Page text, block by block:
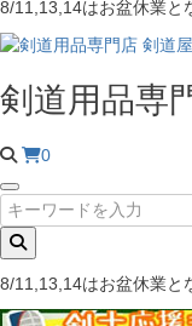
8/11,13,14はお盆休業と
剣道用品専
0
8/11,13,14はお盆休業と